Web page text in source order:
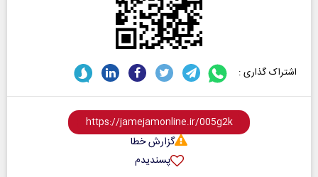
اشتراک گذاری :
گزارش خطا
پسندیدم